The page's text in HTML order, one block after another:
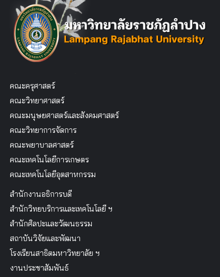
คณะครุศาสตร์
คณะวิทยาศาสตร์
คณะมนุษยศาสตร์และสังคมศาสตร์
คณะวิทยาการจัดการ
คณะพยาบาลศาสตร์
คณะเทคโนโลยีการเกษตร
คณะเทคโนโลยีอุตสาหกรรม
สำนักงานอธิการบดี
สำนักวิทยบริการและเทคโนโลยี ฯ
สำนักศิลปะและวัฒนธรรม
สถาบันวิจัยและพัฒนา
โรงเรียนสาธิตมหาวิทยาลัย ฯ
งานประชาสัมพันธ์